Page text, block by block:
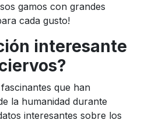
gamos con grandes
cada gusto!
interesante
que han
la humanidad durante
interesantes sobre los